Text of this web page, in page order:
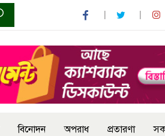
বিনোদন অপরাধ প্রতারণা